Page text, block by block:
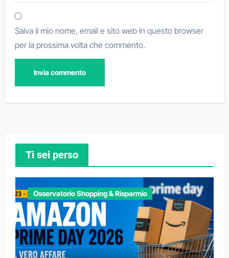
Salva il mio nome, email e sito web in questo browser
per la prossima volta che commento.
Ti sei perso
Osservatorio Shopping & Risparmio